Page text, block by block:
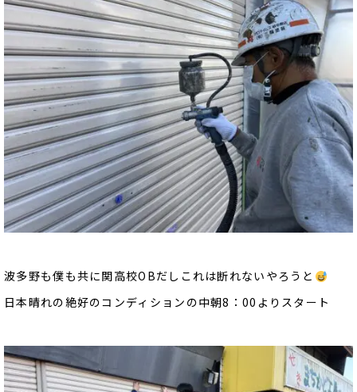
波多野も僕も共に関高校OBだしこれは断れないやろうと
日本晴れの絶好のコンディションの中朝8：00よりスタート